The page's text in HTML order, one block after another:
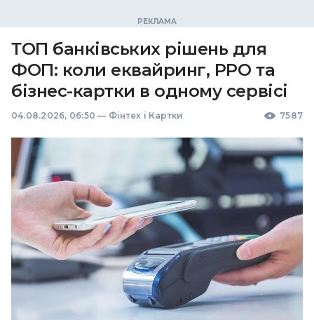
ТОП банківських рішень для
ФОП: коли еквайринг, РРО та
бізнес-картки в одному сервісі
04.08.2026, 06:50 — Фінтех і Картки 7587